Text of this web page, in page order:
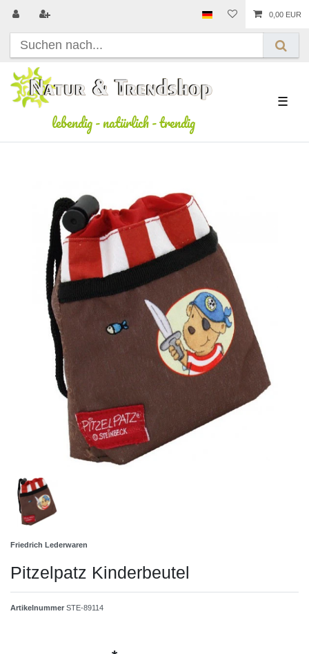
0,00 EUR
lebendig-natürlich-trendig
☰
Friedrich Lederwaren
Pitzelpatz Kinderbeutel
Artikelnummer STE-89114